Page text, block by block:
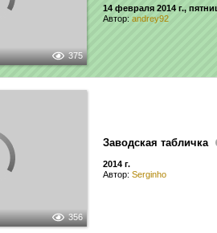
375
14 февраля 2014 г.,
Автор: andrey92
356
Заводская табличка
2014 г.
Автор: Serginho